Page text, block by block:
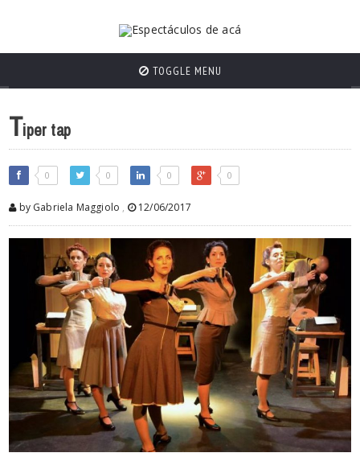
TOGGLE MENU
Tiper tap
0 0 0 0
by Gabriela Maggiolo , 12/06/2017